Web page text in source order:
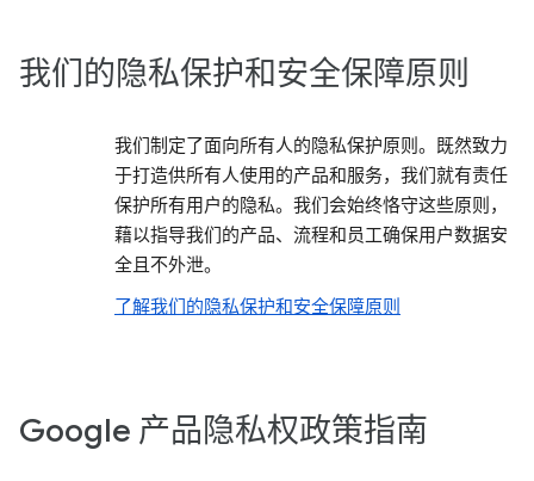
我们的隐私保护和安全保障原则
我们制定了面向所有人的隐私保护原则。既然致力
于打造供所有人使用的产品和服务，我们就有责任
保护所有用户的隐私。我们会始终恪守这些原则，
藉以指导我们的产品、流程和员工确保用户数据安
全且不外泄。
了解我们的隐私保护和安全保障原则
Google 产品隐私权政策指南